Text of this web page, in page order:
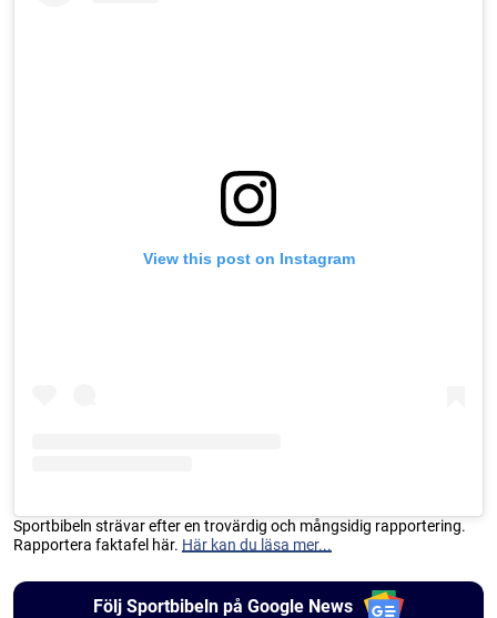
View this post on Instagram
Sportbibeln strävar efter en trovärdig och mångsidig rapportering.
Rapportera faktafel här. Här kan du läsa mer...
Följ Sportbibeln på Google News